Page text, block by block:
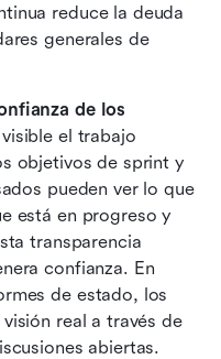
reduce la deuda
generales de
de los
el trabajo
objetivos de sprint y
pueden ver lo que
está en progreso y
transparencia
confianza. En
de estado, los
real a través de
abiertas.